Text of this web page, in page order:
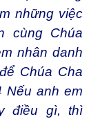
những việc
cùng Chúa
nhân danh
Chúa Cha
Nếu anh em
điều gì, thì